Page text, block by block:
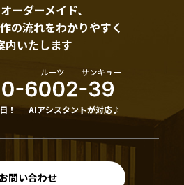
ーダーメイド、
の流れをわかりやすく
内いたします
！ AIアシスタントが対応♪
お問い合わせ